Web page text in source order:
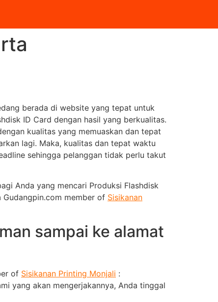
berada di website yang tepat untuk
ID Card dengan hasil yang berkualitas.
kualitas yang memuaskan dan tepat
lagi. Maka, kualitas dan tepat waktu
sehingga pelanggan tidak perlu takut
Anda yang mencari Produksi Flashdisk
member of Sisikanan
sampai ke alamat
of Sisikanan Printing Monjali :
yang akan mengerjakannya, Anda tinggal